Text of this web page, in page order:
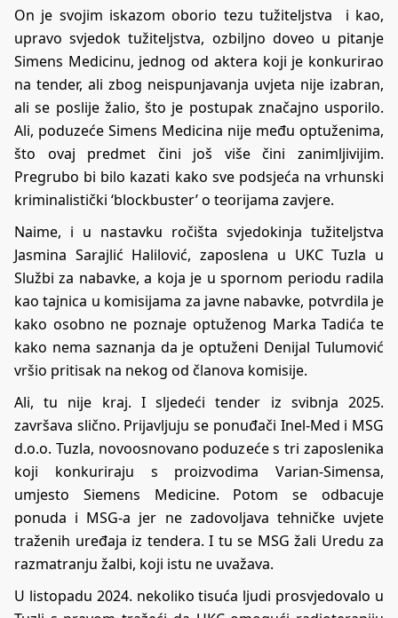
On je svojim iskazom oborio tezu tužiteljstva i kao,
upravo svjedok tužiteljstva, ozbiljno doveo u pitanje
Simens Medicinu, jednog od aktera koji je konkurirao
na tender, ali zbog neispunjavanja uvjeta nije izabran,
ali se poslije žalio, što je postupak značajno usporilo.
Ali, poduzeće Simens Medicina nije među optuženima,
što ovaj predmet čini još više čini zanimljivijim.
Pregrubo bi bilo kazati kako sve podsjeća na vrhunski
kriminalistički ‘blockbuster’ o teorijama zavjere.
Naime, i u nastavku ročišta svjedokinja tužiteljstva
Jasmina Sarajlić Halilović, zaposlena u UKC Tuzla u
Službi za nabavke, a koja je u spornom periodu radila
kao tajnica u komisijama za javne nabavke, potvrdila je
kako osobno ne poznaje optuženog Marka Tadića te
kako nema saznanja da je optuženi Denijal Tulumović
vršio pritisak na nekog od članova komisije.
Ali, tu nije kraj. I sljedeći tender iz svibnja 2025.
završava slično. Prijavljuju se ponuđači Inel-Med i MSG
d.o.o. Tuzla, novoosnovano poduzeće s tri zaposlenika
koji konkuriraju s proizvodima Varian-Simensa,
umjesto Siemens Medicine. Potom se odbacuje
ponuda i MSG-a jer ne zadovoljava tehničke uvjete
traženih uređaja iz tendera. I tu se MSG žali Uredu za
razmatranju žalbi, koji istu ne uvažava.
U listopadu 2024. nekoliko tisuća ljudi prosvjedovalo u